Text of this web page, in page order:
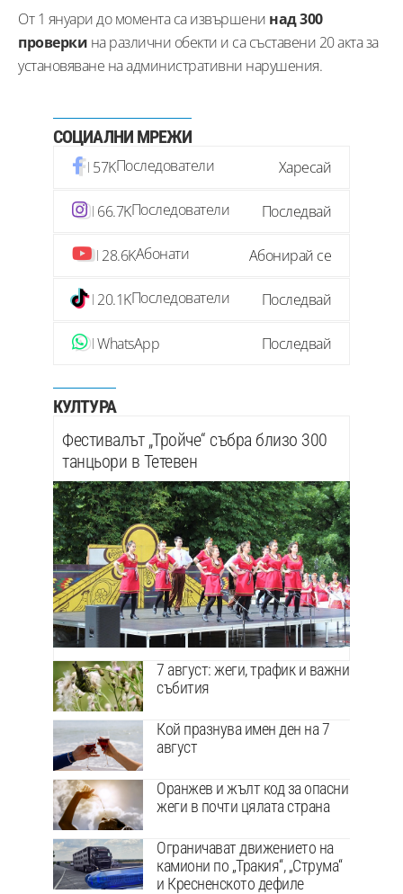
От 1 януари до момента са извършени над 300
проверки на различни обекти и са съставени 20 акта за
установяване на административни нарушения.
СОЦИАЛНИ МРЕЖИ
57KПоследователи Харесай
66.7KПоследователи Последвай
28.6KАбонати Абонирай се
20.1KПоследователи Последвай
WhatsApp Последвай
КУЛТУРА
Фестивалът „Тройче“ събра близо 300
танцьори в Тетевен
7 август: жеги, трафик и важни
събития
Кой празнува имен ден на 7
август
Оранжев и жълт код за опасни
жеги в почти цялата страна
Ограничават движението на
камиони по „Тракия“, „Струма“
и Кресненското дефиле